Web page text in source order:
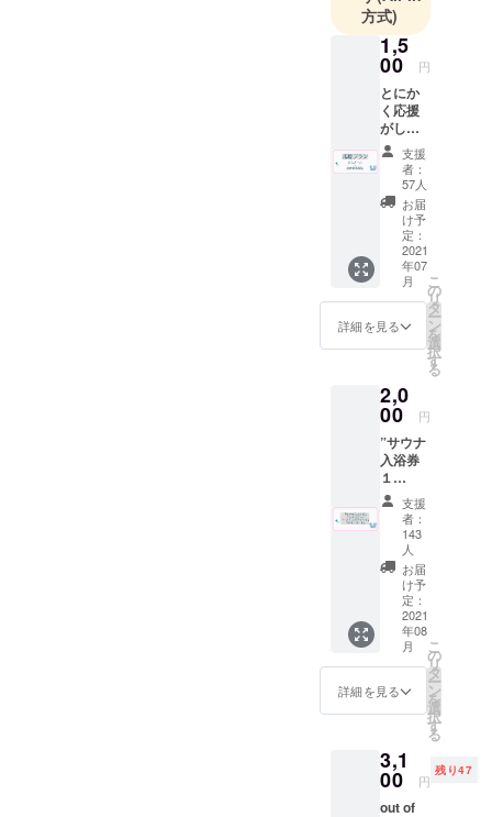
銀座商店街
アーケード
を入ってす
ぐ、新宿か
ら3駅(10分)
とアクセス
も良好で
方式)
1,5
00 円
とにか
く応援
がした
い！！
という
方向け
のプラ
ンで
す。リ
ターン
にかか
るコス
トが低
いた
め、ご
支援額
を改装
の資金
にする
ことが
可能で
す。 ・
お礼
メール
・リ
ニュー
アル
オープ
ンまで
の進捗
報告
メール
(週に
1〜2回
程) をお
す。 ※
支援金
支援
者：
57人
お届
け予
定：
2021
年07
月
詳細を見る
こ
の
リ
タ
ー
ン
を
選
択
す
る
2,0
00 円
”サウナ
入浴券
１
枚”と”
喫茶ド
リンク
券１
枚”と"
ポスト
カー
ド"と”
ステッ
カー”を
同封し
てお送
※ステッ
カーは
十條湯
ロゴの
支援
者：
143
人
お届
け予
定：
2021
年08
月
詳細を見る
こ
の
リ
タ
ー
ン
を
選
択
す
る
3,1
00 円
残り47
out of